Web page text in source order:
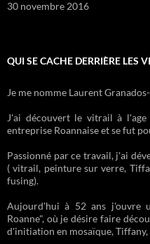
30 novembre 2016
QUI SE CACHE DERRIÈRE LES
Je me nomme Laurent
J'ai découvert le vitrail à
entreprise Roannaise et se fut
Passionné par ce travail, j'ai
( vitrail, peinture sur verre,
fusing).
Aujourd'hui à 52 ans j'ouvre
Roanne", où je désire faire
d'initiation en mosaïque,